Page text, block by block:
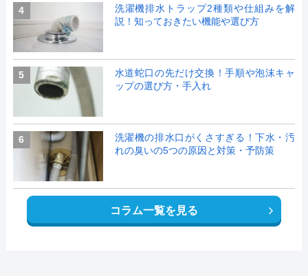
4
洗濯機排水トラップ2種類や仕組みを解
説！知っておきたい機能や選び方
5
水道蛇口の先だけ交換！手順や泡沫キャ
ップの選び方・手入れ
6
洗濯機の排水口がくさすぎる！下水・汚
れの臭いの5つの原因と対策・予防策
コラム一覧を見る